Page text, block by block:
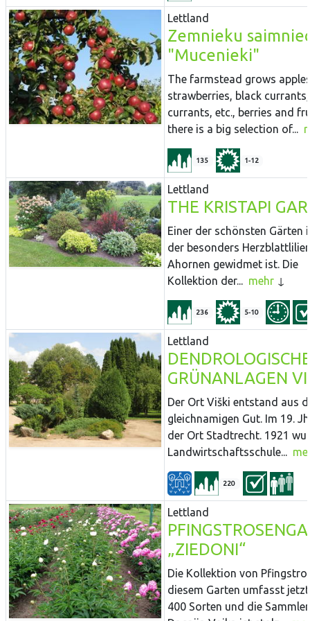
Lettland
Zemnieku
"Mucenieki"
The farmstead grows
strawberries, black
currants, etc., berries and
there is a big selection of...
135 1-12
Lettland
THE KRISTAPI
Einer der schönsten Gärten
der besonders
Ahornen gewidmet ist. Die
Kollektion der... mehr
236 5-10
Lettland
GRÜNANLAGEN
Der Ort Viški entstand aus
gleichnamigen Gut. Im 19.
der Ort Stadtrecht. 1921
Landwirtschaftsschule...
220
Lettland
„ZIEDONI“
Die Kollektion von
diesem Garten umfasst
400 Sorten und die